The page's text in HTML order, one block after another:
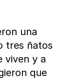
una
tres ñatos
viven y a
que